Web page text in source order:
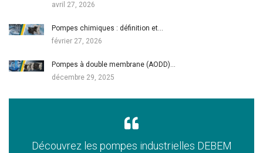
avril 27, 2026
Pompes chimiques : définition et…
février 27, 2026
Pompes à double membrane (AODD)…
décembre 29, 2025
Découvrez les pompes industrielles DEBEM